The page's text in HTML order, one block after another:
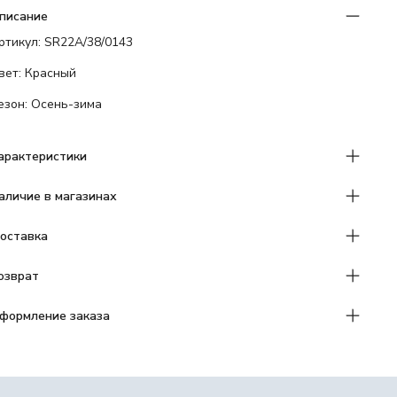
SR22A/38/0143
Красный
Осень-зима
в магазинах
заказа